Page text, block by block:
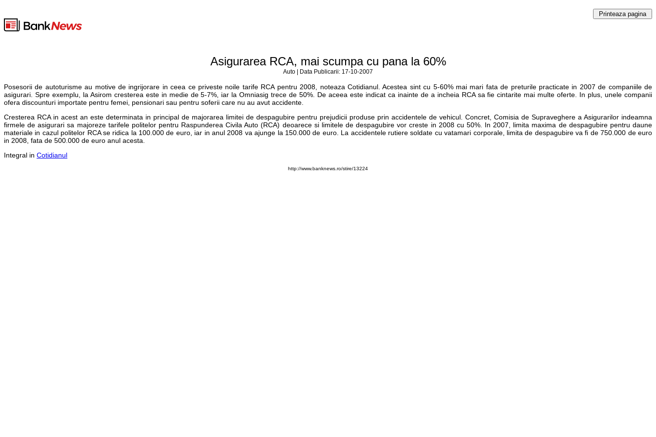
Asigurarea RCA, mai scumpa cu pana la 60%
Auto | Data Publicarii: 17-10-2007
Posesorii de autoturisme au motive de ingrijorare in ceea ce priveste noile tarife RCA pentru 2008, noteaza Cotidianul. Acestea sint cu 5-60% mai mari fata de preturile practicate in 2007 de companiile de
asigurari. Spre exemplu, la Asirom cresterea este in medie de 5-7%, iar la Omniasig trece de 50%. De aceea este indicat ca inainte de a incheia RCA sa fie cintarite mai multe oferte. In plus, unele companii
ofera discounturi importate pentru femei, pensionari sau pentru soferii care nu au avut accidente.
Cresterea RCA in acest an este determinata in principal de majorarea limitei de despagubire pentru prejudicii produse prin accidentele de vehicul. Concret, Comisia de Supraveghere a Asigurarilor indeamna
firmele de asigurari sa majoreze tarifele politelor pentru Raspunderea Civila Auto (RCA) deoarece si limitele de despagubire vor creste in 2008 cu 50%. In 2007, limita maxima de despagubire pentru daune
materiale in cazul politelor RCA se ridica la 100.000 de euro, iar in anul 2008 va ajunge la 150.000 de euro. La accidentele rutiere soldate cu vatamari corporale, limita de despagubire va fi de 750.000 de euro
in 2008, fata de 500.000 de euro anul acesta.
Integral in Cotidianul
http://www.banknews.ro/stire/13224